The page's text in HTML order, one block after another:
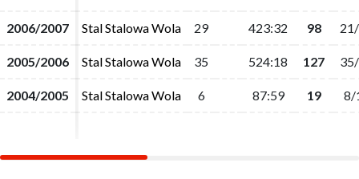
2006/2007 Stal Stalowa Wola 29 423:32 98
2005/2006 Stal Stalowa Wola 35 524:18 127
2004/2005 Stal Stalowa Wola 6 87:59 19 8/
2006/2007 Stal Stalowa Wola 29 423:32 98
2005/2006 Stal Stalowa Wola 35 524:18 127
2004/2005 Stal Stalowa Wola 6 87:59 19 8/